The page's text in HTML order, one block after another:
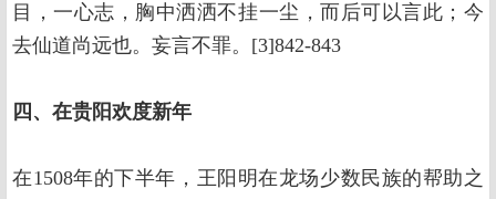
目，一心志，胸中洒洒不挂一尘，而后可以言此；今
去仙道尚远也。妄言不罪。[3]842-843
四、在贵阳欢度新年
在1508年的下半年，王阳明在龙场少数民族的帮助之